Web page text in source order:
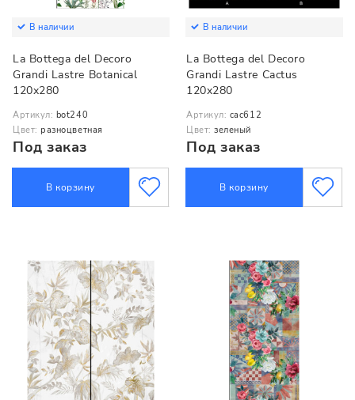
В наличии
La Bottega del Decoro
Grandi Lastre Botanical
120x280
Артикул: bot240
Цвет: разноцветная
Под заказ
В корзину
В наличии
La Bottega del Decoro
Grandi Lastre Cactus
120x280
Артикул: cac612
Цвет: зеленый
Под заказ
В корзину